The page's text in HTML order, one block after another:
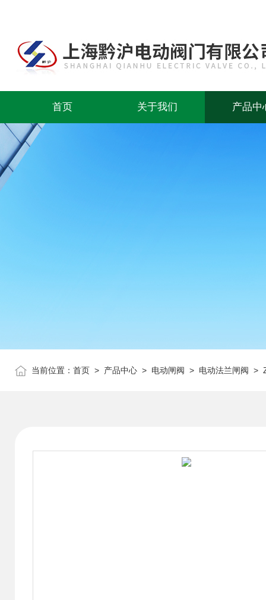
首页 关于我们 产品中
当前位置： 首页 > 产品中心 > 电动闸阀 > 电动法兰闸阀 >